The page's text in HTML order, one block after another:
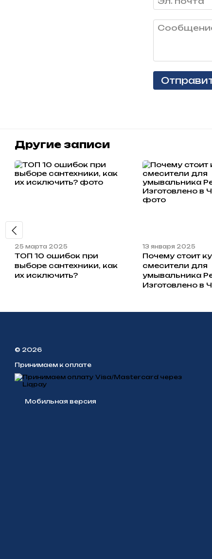
Другие записи
25 марта 2025
ТОП 10 ошибок при
выборе сантехники, как
их исключить?
13 января 2025
Почему стоит
смесители для
умывальника
Изготовлено в
© 2026
Принимаем к оплате
Мобильная версия